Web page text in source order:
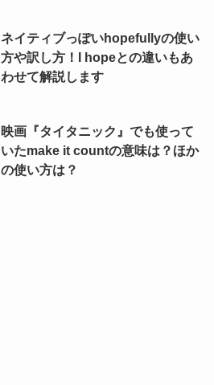
ネイティブっぽいhopefullyの使い
方や訳し方！I hopeとの違いもあ
わせて解説します
映画『タイタニック』でも使って
いたmake it countの意味は？ほか
の使い方は？